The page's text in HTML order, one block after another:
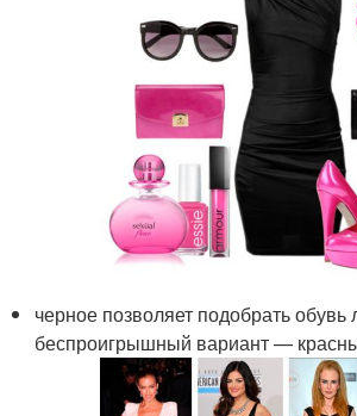
черное позволяет подобрать обувь
беспроигрышный вариант —